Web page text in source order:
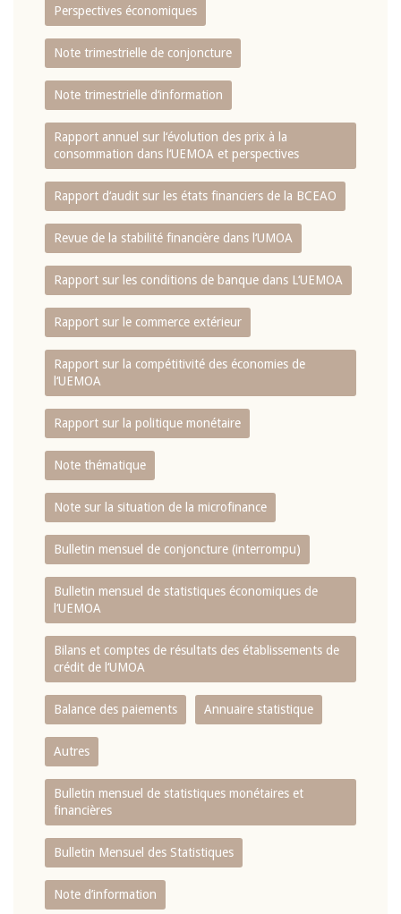
Perspectives économiques
Note trimestrielle de conjoncture
Note trimestrielle d‘information
Rapport annuel sur l‘évolution des prix à la
consommation dans l‘UEMOA et perspectives
Rapport d‘audit sur les états financiers de la BCEAO
Revue de la stabilité financière dans l‘UMOA
Rapport sur les conditions de banque dans L‘UEMOA
Rapport sur le commerce extérieur
Rapport sur la compétitivité des économies de
l‘UEMOA
Rapport sur la politique monétaire
Note thématique
Note sur la situation de la microfinance
Bulletin mensuel de conjoncture (interrompu)
Bulletin mensuel de statistiques économiques de
l‘UEMOA
Bilans et comptes de résultats des établissements de
crédit de l‘UMOA
Balance des paiements Annuaire statistique
Autres
Bulletin mensuel de statistiques monétaires et
financières
Bulletin Mensuel des Statistiques
Note d’information